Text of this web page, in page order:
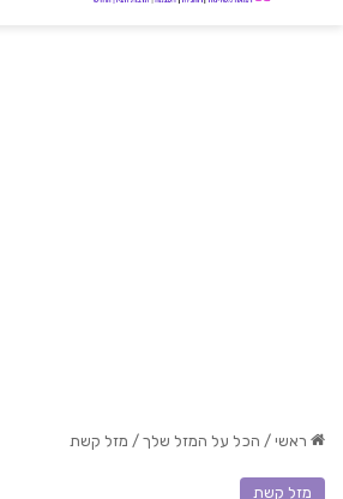
ראשי / הכל על המזל שלך / מזל קשת
מזל קשת